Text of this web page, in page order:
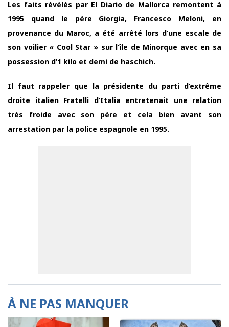
Les faits révélés par El Diario de Mallorca remontent à
1995 quand le père Giorgia, Francesco Meloni, en
provenance du Maroc, a été arrêté lors d’une escale de
son voilier « Cool Star » sur l’île de Minorque avec en sa
possession d’1 kilo et demi de haschich.
Il faut rappeler que la présidente du parti d’extrême
droite italien Fratelli d’Italia entretenait une relation
très froide avec son père et cela bien avant son
arrestation par la police espagnole en 1995.
À NE PAS MANQUER